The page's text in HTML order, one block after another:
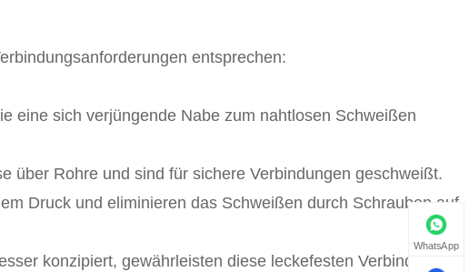
entsprechen:
eine sich verjüngende Nabe zum nahtlosen Schweißen
über Rohre und sind für sichere Verbindungen geschweißt.
Druck und eliminieren das Schweißen durch Schrauben auf
konzipiert, gewährleisten diese leckefesten Verbindungen
WhatsApp